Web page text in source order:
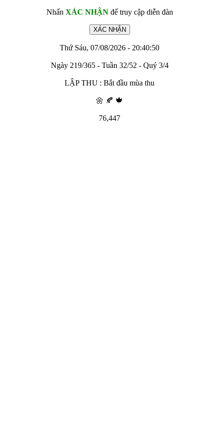
Nhấn XÁC NHẬNđể truy cập diễn đàn
Thứ Sáu, 07/08/2026 - 20:40:50
Ngày 219/365 - Tuần 32/52 - Quý 3/4
LẬP THU : Bắt đầu mùa thu
🌼 🍂 🍁
76,447